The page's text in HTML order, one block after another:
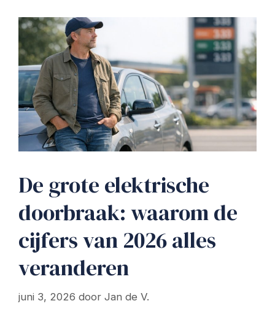
De grote elektrische
doorbraak: waarom de
cijfers van 2026 alles
veranderen
juni 3, 2026 door Jan de V.